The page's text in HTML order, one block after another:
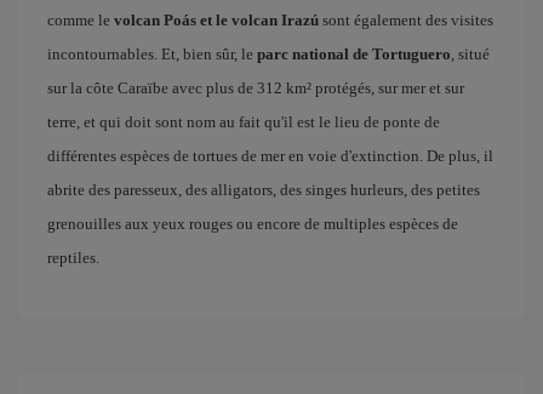
comme le volcan Poás et le volcan Irazú sont également des visites
incontournables. Et, bien sûr, le parc national de Tortuguero , situé
sur la côte Caraïbe avec plus de 312 km² protégés, sur mer et sur
terre, et qui doit sont nom au fait qu'il est le lieu de ponte de
différentes espèces de tortues de mer en voie d'extinction. De plus, il
abrite des paresseux, des alligators, des singes hurleurs, des petites
grenouilles aux yeux rouges ou encore de multiples espèces de
reptiles.